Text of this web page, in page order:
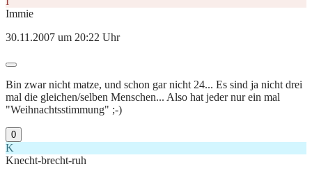
Immie
30.11.2007 um 20:22 Uhr
Bin zwar nicht matze, und schon gar nicht 24... Es sind ja nicht drei
mal die gleichen/selben Menschen... Also hat jeder nur ein mal
"Weihnachtsstimmung" ;-)
0
K
Knecht-brecht-ruh